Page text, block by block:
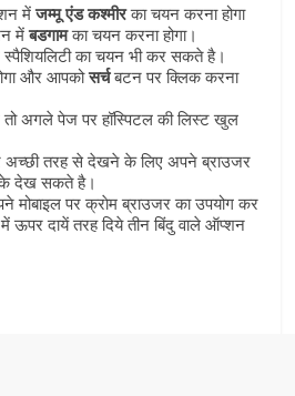
मेंजम्‍मू एंड कश्‍मीरका चयन करना होगा
मेंबडगामका चयन करना होगा।
का चयन भी कर सकते है।
और आपकोसर्चबटन पर क्लिक करना
अगले पेज पर हॉस्पिटल की लिस्‍ट खुल
अच्‍छी तरह से देखने के लिए अपने ब्राउजर
देख सकते है।
पर क्राेम ब्राउजर का उपयोग कर
ऊपर दायें तरह दिये तीन बिंदु वाले ऑप्‍शन